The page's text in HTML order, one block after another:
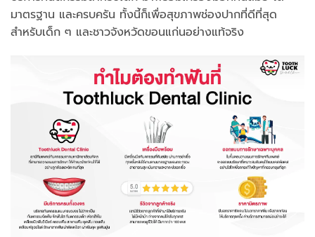
มาตรฐาน และครบครัน ทั้งนี้ก็เพื่อสุขภาพช่องปากที่ดีที่สุด
สำหรับเด็ก ๆ และชาวจังหวัดขอนแก่นอย่างแท้จริง